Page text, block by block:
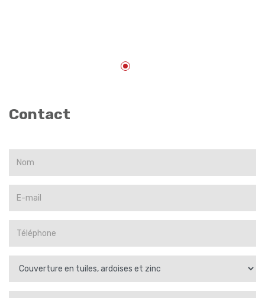
façadiers
pour vos
ravalements
de façade
dans le (95)
Contact